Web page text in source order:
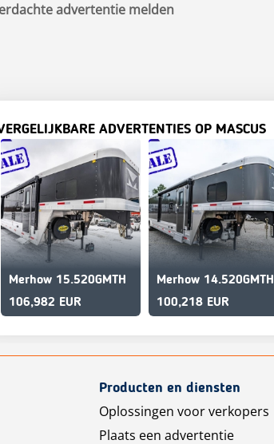
advertentie melden
ADVERTENTIES OP MASCUS
Merhow 15.520GMTH
106,982 EUR
Merhow 14.520GMTH
100,218 EUR
Producten en diensten
Oplossingen voor verkopers
Plaats een advertentie